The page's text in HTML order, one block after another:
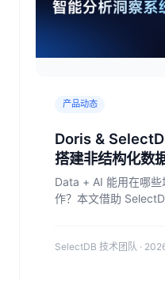
产品动态
Doris &
搭建非结构化数
Data + AI 能用在哪
作？本文借助
论。
SelectDB 技术团队 ·